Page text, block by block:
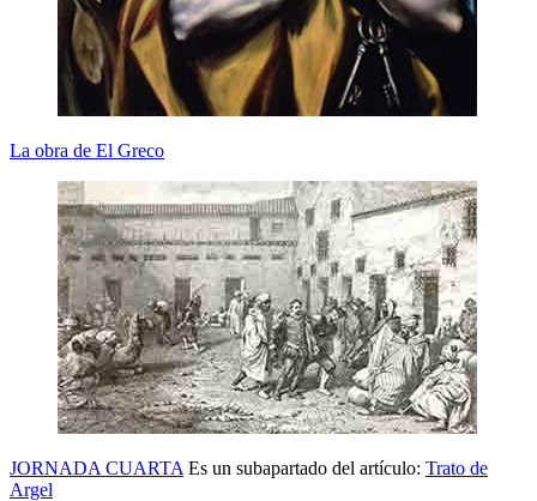
La obra de El Greco
JORNADA CUARTA Es un subapartado del artículo: Trato de
Argel